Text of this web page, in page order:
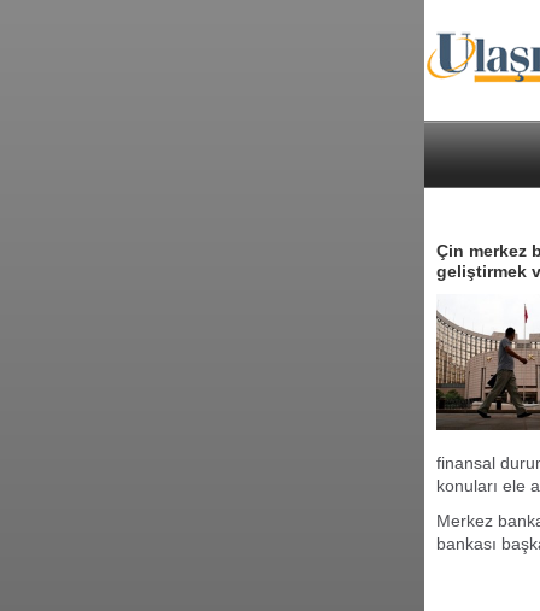
Çin merkez
geliştirmek
finansal
konuları ele
Merkez
bankası